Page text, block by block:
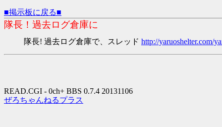
■掲示板に戻る■
隊長！過去ログ倉庫に
隊長! 過去ログ倉庫で、スレッド http://yaruoshelter.com/
READ.CGI - 0ch+ BBS 0.7.4 20131106
ぜろちゃんねるプラス